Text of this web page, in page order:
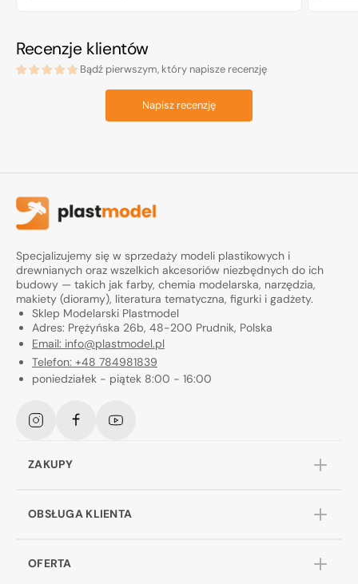
Recenzje klientów
Bądź pierwszym, który napisze recenzję
Napisz recenzję
Specjalizujemy się w sprzedaży modeli plastikowych i
drewnianych oraz wszelkich akcesoriów niezbędnych do ich
budowy — takich jak farby, chemia modelarska, narzędzia,
makiety (dioramy), literatura tematyczna, figurki i gadżety.
Sklep Modelarski Plastmodel
Adres: Prężyńska 26b, 48-200 Prudnik, Polska
Email: info@plastmodel.pl
Telefon: +48 784981839
poniedziałek - piątek 8:00 - 16:00
InstagramFacebookYouTube
ZAKUPY
OBSŁUGA KLIENTA
OFERTA